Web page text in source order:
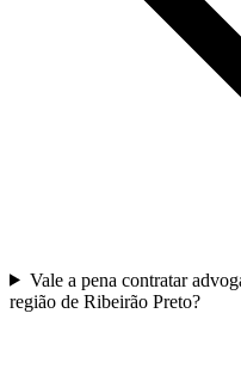
Vale a pena contratar
região de Ribeirão Preto?